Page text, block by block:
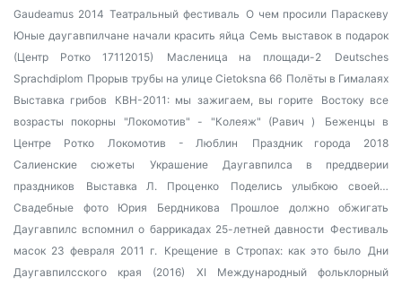
Gaudeamus 2014 Театральный фестиваль О чем просили Параскеву
Юные даугавпилчане начали красить яйца Семь выставок в подарок
(Центр Ротко 17112015)
Масленица на площади-2
Deutsches
Sprachdiplom Прорыв трубы на улице Cietoksna 66 Полёты в Гималаях
Выставка грибов
КВН-2011: мы зажигаем, вы горите
Востоку все
возрасты покорны "Локомотив" - "Колеяж" (Равич )
Беженцы в
Центре Ротко
Локомотив - Люблин
Праздник города 2018
Салиенские сюжеты
Украшение Даугавпилса в преддверии
праздников
Выставка Л. Проценко
Поделись улыбкою своей…
Свадебные фото Юрия Бердникова
Прошлое должно обжигать
Даугавпилс вспомнил о баррикадах 25-летней давности Фестиваль
масок 23 февраля 2011 г. Крещение в Стропах: как это было Дни
Даугавпилсского края (2016)
XI Международный фольклорный